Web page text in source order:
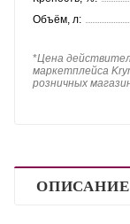
Объём, л:
*Цена
маркетплейса
розничных
ОПИСАНИЕ